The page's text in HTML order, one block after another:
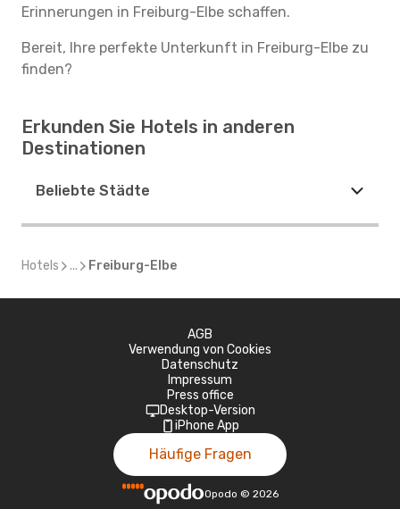
Erinnerungen in Freiburg-Elbe schaffen.
Bereit, Ihre perfekte Unterkunft in Freiburg-Elbe zu
finden?
Erkunden Sie Hotels in anderen
Destinationen
Beliebte Städte
Hotels ... Freiburg-Elbe
AGB
Verwendung von Cookies
Datenschutz
Impressum
Press office
Desktop-Version
iPhone App
Häufige Fragen
Opodo © 2026